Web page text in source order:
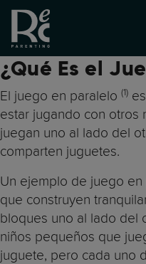
¿Qué Es el
El juego en paralelo (1)
estar jugando con otros
juegan uno al lado del
comparten juguetes.
Un ejemplo de juego
que construyen
bloques uno al lado del
niños pequeños que
juguete, pero cada uno